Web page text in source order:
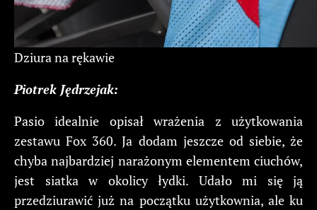
Dziura na rękawie
Piotrek Jędrzejak:
Pasio idealnie opisał wrażenia z użytkowania
zestawu Fox 360. Ja dodam jeszcze od siebie, że
chyba najbardziej narażonym elementem ciuchów,
jest siatka w okolicy łydki. Udało mi się ją
przedziurawić już na początku użytkownia, ale ku